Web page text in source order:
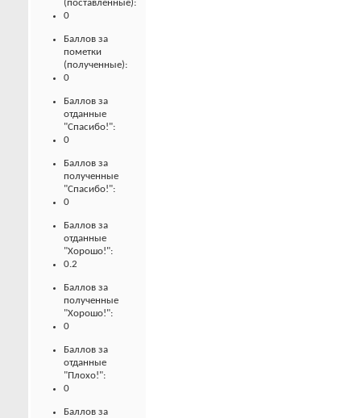
(поставленные):
0
Баллов за
пометки
(полученные):
0
Баллов за
отданные
"Спасибо!":
0
Баллов за
полученные
"Спасибо!":
0
Баллов за
отданные
"Хорошо!":
0.2
Баллов за
полученные
"Хорошо!":
0
Баллов за
отданные
"Плохо!":
0
Баллов за